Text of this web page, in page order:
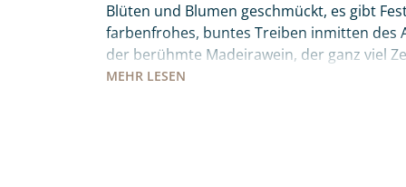
MEHR LESEN
Blüten und Blumen geschmückt, es gibt
farbenfrohes, buntes Treiben inmitten des
der berühmte Madeirawein, der ganz viel
wandeln. Der „Peixe Espada Preto“ –
Individuelle Anfrage
Herzlichen Dank für Ihre
mit. Wir prüfen die